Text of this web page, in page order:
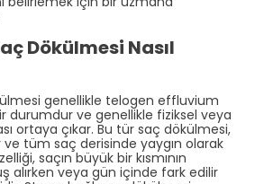
Dökülmesi Nasıl
genellikle telogen effluvium
durumdur ve genellikle fiziksel veya
ortaya çıkar. Bu tür saç dökülmesi,
tüm saç derisinde yaygın olarak
saçın büyük bir kısmının
alırken veya gün içinde fark edilir